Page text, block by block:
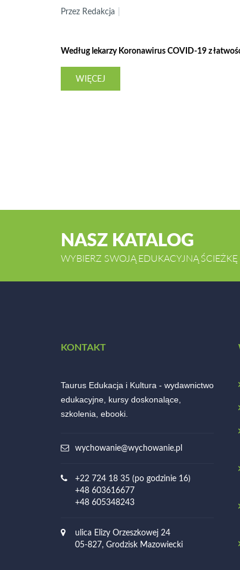
Przez Redakcja
Według lekarzy Koronawirus COVID-19 z
WIĘCEJ
NASZ KATALOG
WYBIERZ SWOJĄ EDUKACYJNĄ
KONTAKT
Taurus Edukacja i Kultura - wydawnictwo
edukacyjne, kursy doskonalące,
szkolenia, ebooki.
wychowanie@wychowanie.pl
+22 724 18 35 (po godzinie 16)
+48 603616677
+48 605348243
ulica Elizy Orzeszkowej 24
05-827, Grodzisk Mazowiecki